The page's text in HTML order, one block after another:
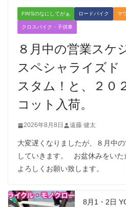
FIN'Sのなにしてがぁ ロードバイク マ
クロスバイク・子供車
８月中の営業ス
スペシャライズ
スタム！と、２０
コット入荷。
2026年8月8日 遠藤 健太
大変遅くなりましたが、８月中
していきます。 お盆休みをい
よろしくお願い致します。
8月1・2日